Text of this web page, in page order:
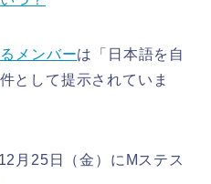
メンバーは「日本語を自
として提示されていま
月25日（金）にMステス